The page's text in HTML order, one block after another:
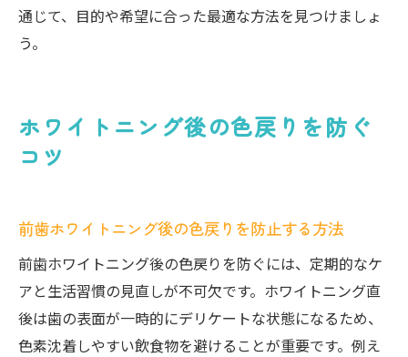
通じて、目的や希望に合った最適な方法を見つけましょ
う。
ホワイトニング後の色戻りを防ぐ
コツ
前歯ホワイトニング後の色戻りを防止する方法
前歯ホワイトニング後の色戻りを防ぐには、定期的なケ
アと生活習慣の見直しが不可欠です。ホワイトニング直
後は歯の表面が一時的にデリケートな状態になるため、
色素沈着しやすい飲食物を避けることが重要です。例え